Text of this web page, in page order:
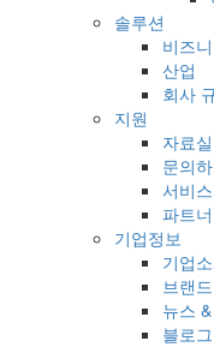
솔루션
비즈
산업
회사
지원
자료실
문의
서비스
파트너
기업정보
기업
브랜드
뉴스
블로그